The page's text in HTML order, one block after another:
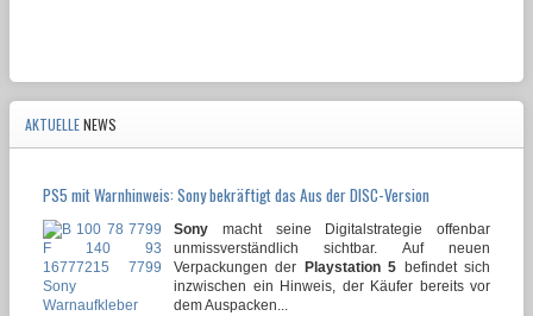
AKTUELLENEWS
PS5 mit Warnhinweis: Sony bekräftigt das Aus der DISC-Version
Sony macht seine Digitalstrategie offenbar
unmissverständlich sichtbar. Auf neuen
Verpackungen der
Playstation 5 befindet sich
inzwischen ein Hinweis, der Käufer bereits vor
dem Auspacken...